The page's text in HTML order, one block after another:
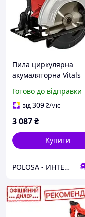
Пила циркулярна
акумаляторна Vitals
SmartLine+
Готово до відправки
від309₴/міс
3 087₴
Купити
POLOSA - ИНТЕРНЕТ-МАГАЗИН ТОВАРОВ ДЛЯ СТРОИТЕЛЬСТВА, САДА И ДОМА